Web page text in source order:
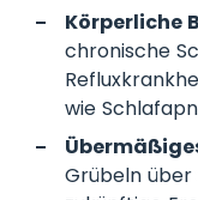
Körperliche
chronische
wie
Grübeln über